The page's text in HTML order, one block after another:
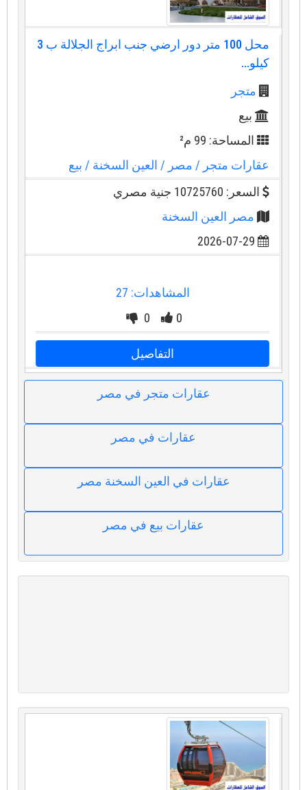
محل 100 متر دور ارضي جنب ابراج الجلالة ب 3
كيلو...
متجر
بيع
المساحة: 99 م²
عقارات متجر / مصر / العين السخنة/ بيع
السعر: 10725760 جنية مصري
مصر العين السخنة
2026-07-29
المشاهدات: 27
0
0
التفاصيل
عقارات متجر في مصر
عقارات في مصر
عقارات في العين السخنة مصر
عقارات بيع في مصر